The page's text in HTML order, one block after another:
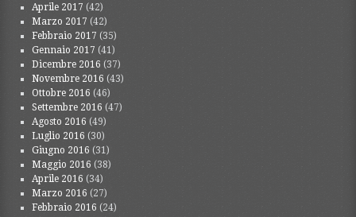
Aprile 2017 (42)
Marzo 2017 (42)
Febbraio 2017 (35)
Gennaio 2017 (41)
Dicembre 2016 (37)
Novembre 2016 (43)
Ottobre 2016 (46)
Settembre 2016 (47)
Agosto 2016 (49)
Luglio 2016 (30)
Giugno 2016 (31)
Maggio 2016 (38)
Aprile 2016 (34)
Marzo 2016 (27)
Febbraio 2016 (24)